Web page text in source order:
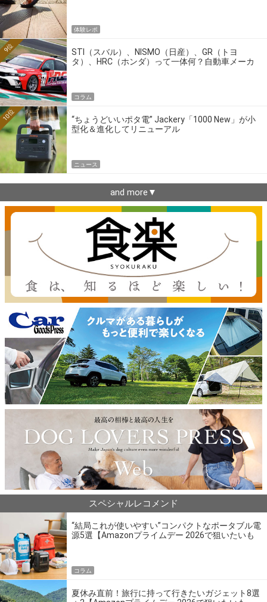
体験レポ
STI（スバル）、NISMO（日産）、GR（トヨ
タ）、HRC（ホンダ）って一体何？自動車メーカ
9位
コラム
“ちょうどいいポタ電” Jackery「1000 New」が小
型化＆進化してリニューアル
10位
ニュース
and more▼
スペシャルレコメンド
“結局これが使いやすい”コンパクトなポータブル電
源5選【Amazonプライムデー 2026で狙いたいも
コラム
夏休み直前！旅行に持って行きたいガジェット8選